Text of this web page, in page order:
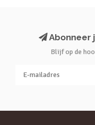
Abonneer
Blijf op de